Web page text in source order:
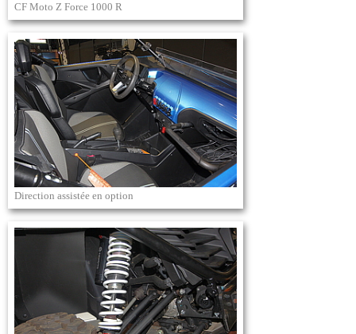
CF Moto Z Force 1000 R
Direction assistée en option